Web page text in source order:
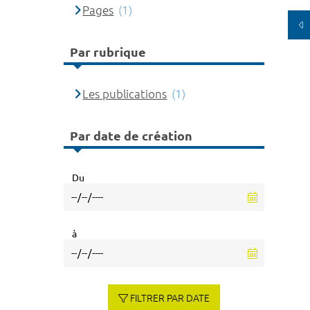
Pages (1)
Par rubrique
Les publications (1)
Par date de création
Du
à
FILTRER PAR DATE